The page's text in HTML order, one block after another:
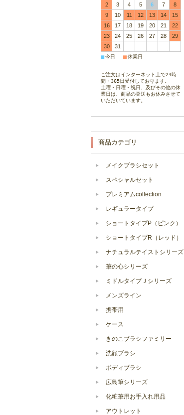
2
3 4 5 6 7
8
9
10 11 12 13 14
15
16
17 18 19 20 21
22
23
24 25 26 27 28
29
30
31
■今日 ■休業日
ご注文はインターネット上で24時
間・365日受付しております。
土曜・日曜・祝日、及びその他の休
業日は、商品の発送もお休みさせて
いただいています。
商品カテゴリ
メイクブラシセット
スペシャルセット
プレミアムcollection
レギュラータイプ
ショートタイプP（ピンク）
ショートタイプR（レッド）
ナチュラルテイストシリーズ
筆の心シリーズ
ミドルタイプＪシリーズ
メンズライン
携帯用
ケース
きのこブラシファミリー
洗顔ブラシ
ボディブラシ
広島筆シリーズ
化粧筆用お手入れ用品
アウトレット